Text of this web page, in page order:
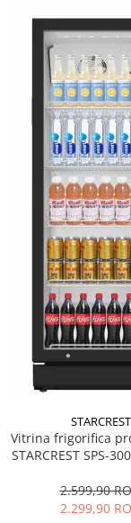
STARCREST
Vitrina frigorifica
STARCREST SPS-
LED, H 169.5
2.599,90
2.299,90